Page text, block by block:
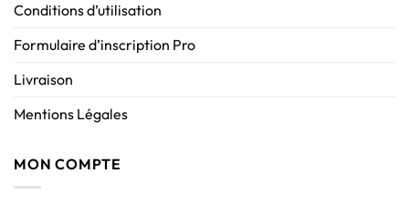
Conditions d’utilisation
Formulaire d’inscription Pro
Livraison
Mentions Légales
MON COMPTE